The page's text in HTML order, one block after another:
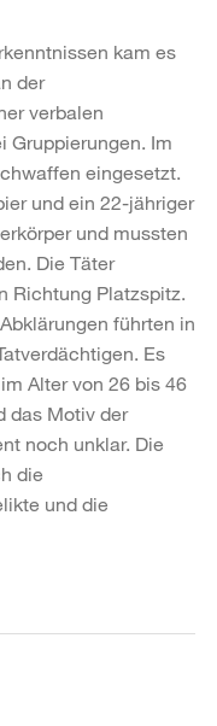
kam es
der
verbalen
Gruppierungen. Im
eingesetzt.
und ein 22-jähriger
und mussten
Die Täter
Richtung Platzspitz.
führten in
Es
Alter von 26 bis 46
das Motiv der
noch unklar. Die
die
und die